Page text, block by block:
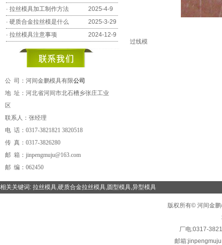
· 拉丝模具加工制作方法
2025-4-9
· 硬质合金拉丝模是什么
2025-3-29
· 拉丝模具注意事项 2024-12-9
公 司：河间金鹏模具有限公司
地 址：河北省河间市北石槽乡张庄工业
区
联系人：张经理
电 话：0317-3821821 3820518
传 真：0317-3826280
邮 箱：jinpengmuju@163.com
邮 编：062450
过线模
相关关键词: 拉丝模具,硬质合金拉丝模具,圆型模具,异型模具
版权所有© 河间金
厂电:0317-
邮箱: